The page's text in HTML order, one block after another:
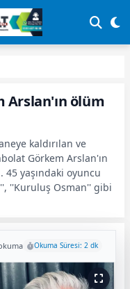
Arslan'ın ölüm
kaldırılan ve
Görkem Arslan'ın
yaşındaki oyuncu
''Kuruluş Osman'' gibi
Okuma Süresi: 2 dk